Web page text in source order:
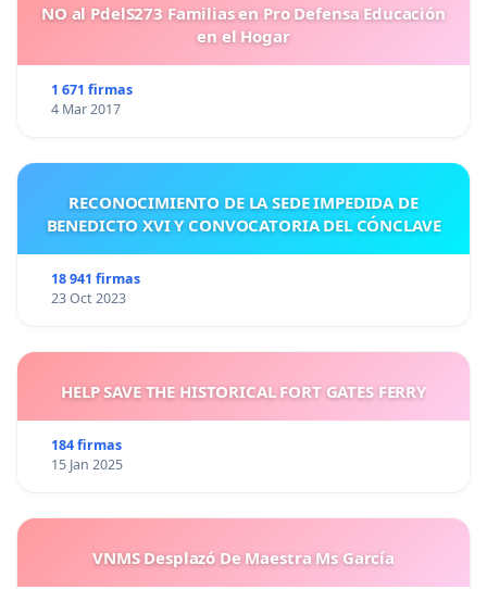
NO al PdelS273 Familias en Pro Defensa Educación
en el Hogar
1 671 firmas
4 Mar 2017
RECONOCIMIENTO DE LA SEDE IMPEDIDA DE
BENEDICTO XVI Y CONVOCATORIA DEL CÓNCLAVE
18 941 firmas
23 Oct 2023
HELP SAVE THE HISTORICAL FORT GATES FERRY
184 firmas
15 Jan 2025
VNMS Desplazó De Maestra Ms García